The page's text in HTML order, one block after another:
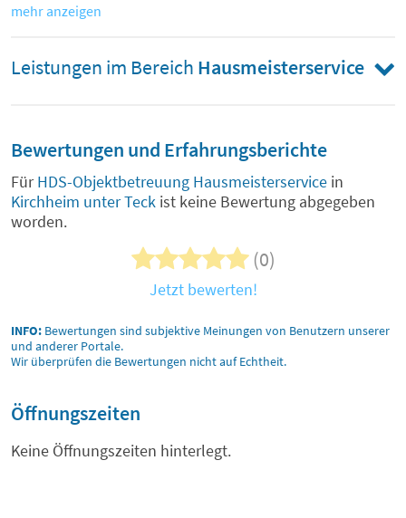
mehr anzeigen
Leistungen im Bereich Hausmeisterservice
Bewertungen und Erfahrungsberichte
FürHDS-Objektbetreuung Hausmeisterservice in
Kirchheim unter Teck ist keine Bewertung abgegeben
worden.
(0)
Jetzt bewerten!
INFO: Bewertungen sind subjektive Meinungen von Benutzern unserer
und anderer Portale.
Wir überprüfen die Bewertungen nicht auf Echtheit.
Öffnungszeiten
Keine Öffnungszeiten hinterlegt.